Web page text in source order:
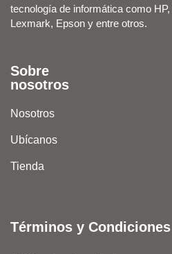
tecnología de informática como
Lexmark, Epson y entre otros.
Sobre
nosotros
Nosotros
Ubícanos
Tienda
Términos y Condiciones